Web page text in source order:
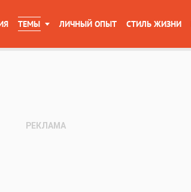
ТЕМЫ ЛИЧНЫЙ ОПЫТ СТИЛЬ ЖИЗНИ